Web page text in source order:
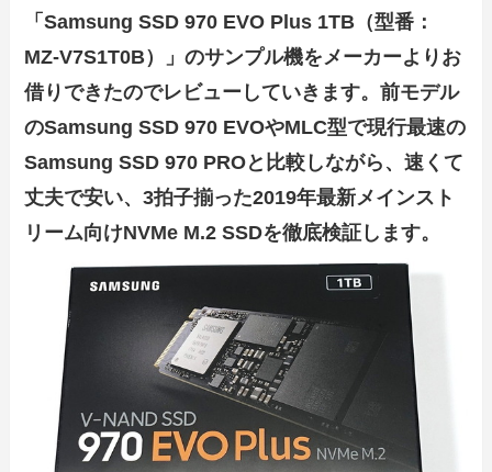
「Samsung SSD 970 EVO Plus 1TB（型番：
MZ-V7S1T0B）」のサンプル機をメーカーよりお
借りできたのでレビューしていきます。前モデル
のSamsung SSD 970 EVOやMLC型で現行最速の
Samsung SSD 970 PROと比較しながら、速くて
丈夫で安い、3拍子揃った2019年最新メインスト
リーム向けNVMe M.2 SSDを徹底検証します。